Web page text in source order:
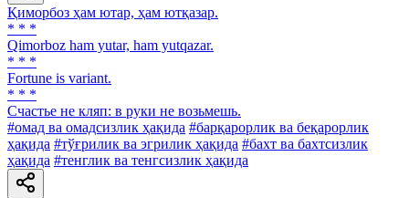
Қиморбоз ҳам ютар, ҳам ютқазар.
* * *
Qimorboz ham yutar, ham yutqazar.
* * *
Fortune is variant.
* * *
Счастье не кляп: в руки не возьмешь.
#омад ва омадсизлик ҳақида #барқарорлик ва беқарорлик
ҳақида #тўғрилик ва эгрилик ҳақида #бахт ва бахтсизлик
ҳақида #тенглик ва тенгсизлик ҳақида